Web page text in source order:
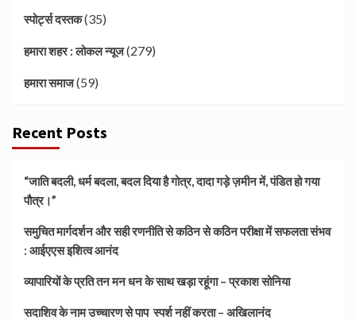
स्पोर्ट्स दस्तक(35)
हमारा शहर : लोकल न्यूज(279)
हमारा समाज(59)
Recent Posts
“जाति बदली, धर्म बदला, बदल दिया है गोत्र, दादा गड़े ज़मीन में, पंडित हो गया
पौत्र।”
समुचित मार्गदर्शन और सही रणनीति से कठिन से कठिन परीक्षा में सफलता संभव
: आईएएस इशित्व आनंद
व्यापारियों के प्रति तन मन धन के साथ खड़ा रहूंगा – प्रकाश सोनिया
सदाशिव के नाम उच्चारण से पाप स्पर्श नहीं करता – अखिलानंद